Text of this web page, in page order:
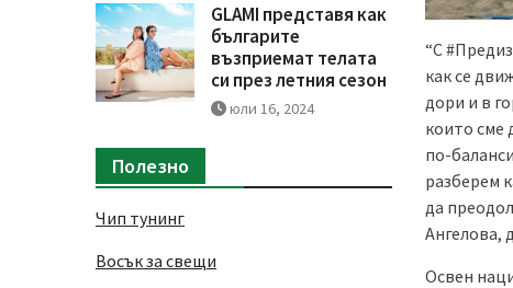
“С
как се
дори и в
които сме
по-
разберем
да
Ангелова,
Освен
GLAMI представя как
българите
възприемат телата
си през летния сезон
юли 16, 2024
Полезно
Чип тунинг
Восък за свещи